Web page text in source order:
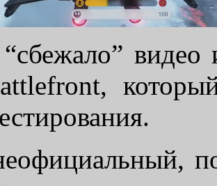
видео